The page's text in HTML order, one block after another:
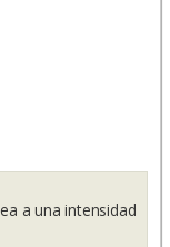
a una intensidad